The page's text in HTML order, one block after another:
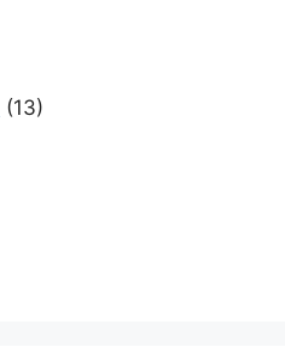
(13)